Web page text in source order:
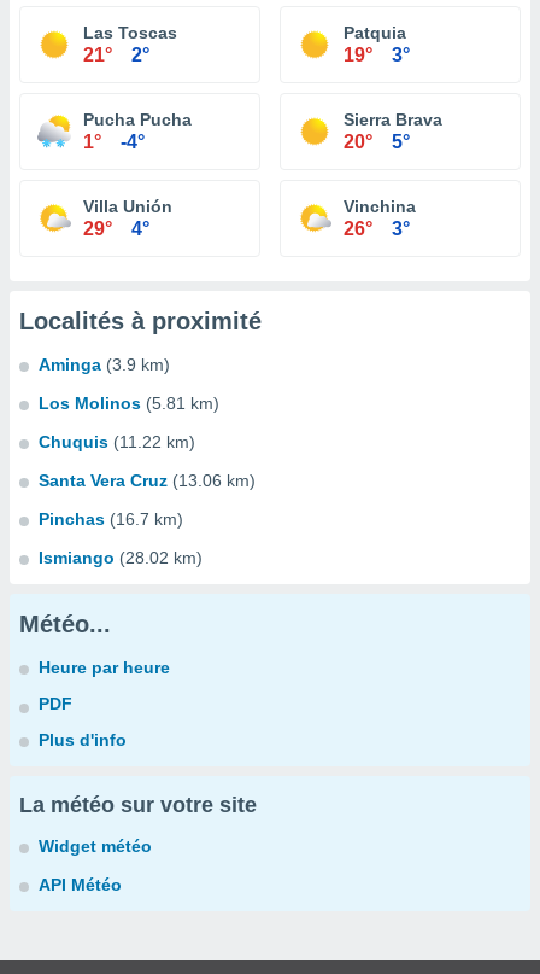
Las Toscas
21° 2°
Patquia
19° 3°
Pucha Pucha
1° -4°
Sierra Brava
20° 5°
Villa Unión
29° 4°
Vinchina
26° 3°
Localités à proximité
Aminga (3.9 km)
Los Molinos (5.81 km)
Chuquis (11.22 km)
Santa Vera Cruz (13.06 km)
Pinchas (16.7 km)
Ismiango (28.02 km)
Météo...
Heure par heure
PDF
Plus d'info
La météo sur votre site
Widget météo
API Météo